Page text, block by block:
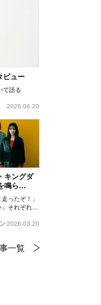
ビュー
て語る
2026.06.20
キングダ
鳴ら
、若葉竜
ンタビュ
ったぞ！」
それぞれの
グダム 自分の音を鳴らせ。
2026.03.20
一覧